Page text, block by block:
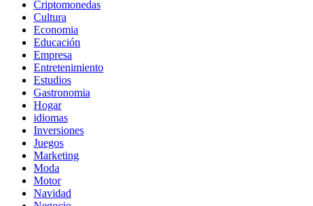
Criptomonedas
Cultura
Economia
Educación
Empresa
Entretenimiento
Estudios
Gastronomia
Hogar
idiomas
Inversiones
Juegos
Marketing
Moda
Motor
Navidad